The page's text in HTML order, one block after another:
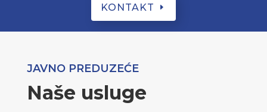
KONTAKT
JAVNO PREDUZEĆE
Naše usluge